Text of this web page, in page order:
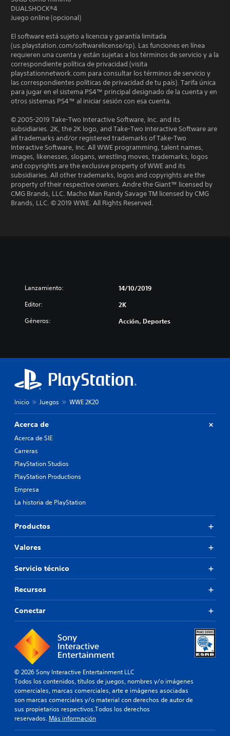
DUALSHOCK®4
Juego online (opcional)
El software está sujeto a licencia y garantía limitada
(us.playstation.com/softwarelicense/sp). Las funciones en línea
requieren una cuenta y están sujetas a los términos de servicio y a la
correspondiente política de privacidad (visita
playstationnetwork.com para consultar los términos de servicio y
las correspondientes políticas de privacidad de tu país). Tarifa única
para jugar en el sistema PS4™ principal designado de la cuenta y en
otros sistemas PS4™ al iniciar sesión con esa cuenta.
© 2005-2019 Take-Two Interactive Software, Inc. and its
subsidiaries. 2K, the 2K logo, and Take-Two Interactive Software are
all trademarks and/or registered trademarks of Take-Two
Interactive Software, Inc. All WWE programming, talent names,
images, likenesses, slogans, wrestling moves, trademarks, logos
and copyrights are the exclusive property of WWE and its
subsidiaries. All other trademarks, logos and copyrights are the
property of their respective owners. Andre the Giant™ licensed by
CMG Brands, LLC. Macho Man Randy Savage TM licensed by CMG
Brands, LLC. © 2019 WWE. All Rights Reserved.
Lanzamiento: 14/10/2019
Editor: 2K
Géneros: Acción, Deportes
Inicio Juegos WWE 2K20
Acerca de
Acerca de SIE
Carreras
PlayStation Studios
PlayStation Productions
Empresa
La historia de PlayStation
Productos
Valores
Servicio técnico
Recursos
Conectar
© 2026 Sony Interactive Entertainment LLC
Todos los contenidos, títulos de juegos, nombres y/o imágenes
comerciales, marcas comerciales, arte e imágenes asociadas
son marcas comerciales y/o material con derechos de autor de
sus propietarios respectivos.Todos los derechos
reservados. Más información